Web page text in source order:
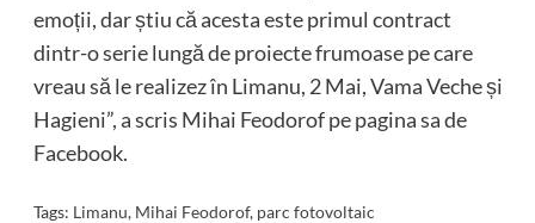
emoții, dar știu că acesta este primul contract
dintr-o serie lungă de proiecte frumoase pe care
vreau să le realizez în Limanu, 2 Mai, Vama Veche și
Hagieni”, a scris Mihai Feodorof pe pagina sa de
Facebook.
Tags: Limanu, Mihai Feodorof, parc fotovoltaic